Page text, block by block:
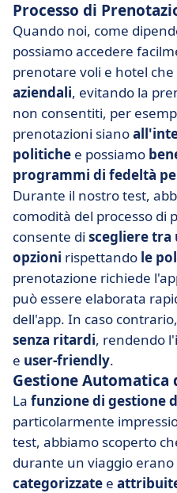
Processo di
Quando noi, come
possiamo accedere
prenotare voli e hotel che
aziendali, evitando la
non consentiti, per
prenotazioni siano
politiche e possiamo
programmi di fedeltà
Durante il nostro test,
comodità del processo di
consente di scegliere tra
opzioni rispettando le
prenotazione richiede
può essere elaborata
dell'app. In caso
senza ritardi, rendendo
e user-friendly.
Gestione Automatica
La funzione di gestione
particolarmente
test, abbiamo scoperto
durante un viaggio erano
categorizzate e